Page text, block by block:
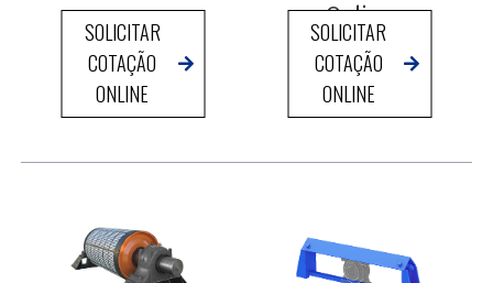
SOLICITAR
COTAÇÃO
ONLINE
Online
SOLICITAR
COTAÇÃO
ONLINE